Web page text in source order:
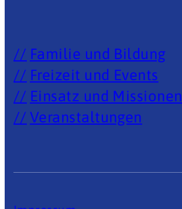
Familie und Bildung
Freizeit und Events
Einsatz und Missionen
Veranstaltungen